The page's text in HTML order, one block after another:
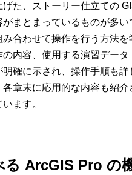
た、ストーリー仕立ての
まとまっているものが多
み合わせて操作を行う方法
内容、使用する演習デー
明確に示され、操作手順も
章末に応用的な内容も紹
ます。
る ArcGIS Pro の